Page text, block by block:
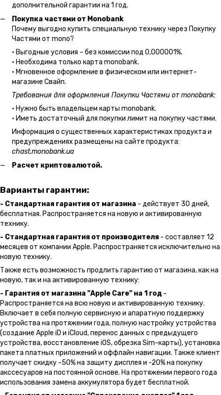
дополнительной гарантии на 1 год.
Покупка частями от Monobank
Почему выгодно купить специальную технику через Покупку
Частями от mono?
• Выгодные условия – без комиссии под 0,000001%.
• Необходима только карта monobank.
• Мгновенное оформление в физическом или интернет-
магазине Cвайп.
Требования для оформления Покупки Частями от monobank:
• Нужно быть владельцем карты monobank.
• Иметь достаточный для покупки лимит на покупку частями.
Информация о существенных характеристиках продукта и
предупреждениях размещены на сайте продукта:
chast.monobank.ua
Расчет криптовалютой.
Варианты гарантии:
- Стандартная гарантия от магазина - действует 30 дней,
бесплатная. Распространяется на новую и активированную
технику.
- Стандартная гарантия от производителя - составляет 12
месяцев от компании Apple. Распространяется исключительно на
новую технику.
Также есть возможность продлить гарантию от магазина, как на
новую, так и на активированную технику:
- Гарантия от магазина "Apple Care" на 1 год -
Распространяется на всю новую и активированную технику.
Включает в себя полную сервисную и апаратную поддержку
устройства на протяжении года, полную настройку устройства
(создание Apple iD и iCloud, перенос данных с предыдущего
устройства, восстановление iOS, обрезка Sim-карты), установка
пакета платных приложений и оффлайн навигации. Также клиент
получает скидку -50% на защиту дисплея и -20% на покупку
акссесуаров на постоянной основе. На протяжении первого года
использования замена аккумулятора будет бесплатной.